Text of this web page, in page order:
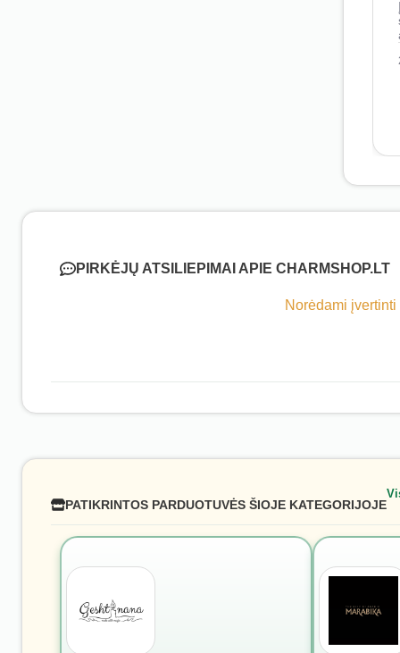
PIRKĖJŲ ATSILIEPIMAI APIE CHARMSHOP.LT
Norėdami
PATIKRINTOS PARDUOTUVĖS ŠIOJE KATEGORIJOJE